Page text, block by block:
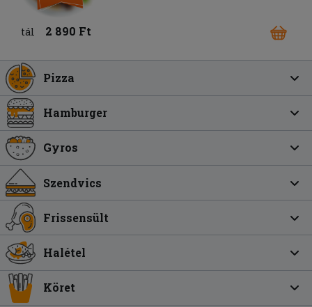
tál 2 890 Ft
Pizza
Hamburger
Gyros
Szendvics
Frissensült
Halétel
Köret